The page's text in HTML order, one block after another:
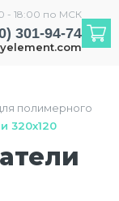
- 18:00 по МСК
301-94-74
полимерного
320х120